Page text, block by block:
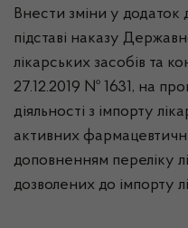
Внести зміни у додаток
підставі наказу
лікарських засобів та
27.12.2019 № 1631, на
діяльності з імпорту
активних
доповненням переліку
дозволених до імпорту